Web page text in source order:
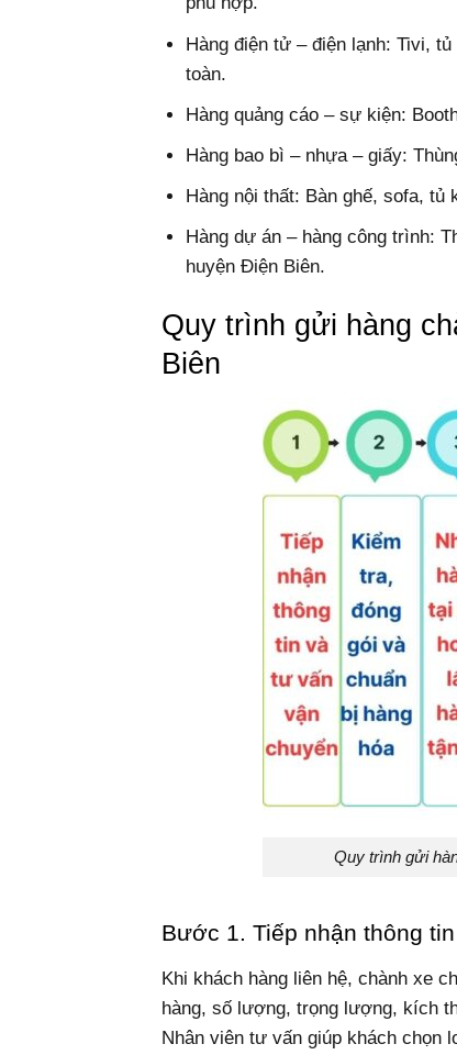
Hàng điện tử – điện lạnh: Tivi,
toàn.
Hàng quảng cáo – sự kiện:
Hàng bao bì – nhựa – giấy:
Hàng nội thất: Bàn ghế, sofa, tủ
Hàng dự án – hàng công trình:
huyện Điện Biên.
Quy trình gửi hàng
Biên
Quy trình gửi
Bước 1. Tiếp nhận thông
Khi khách hàng liên hệ, chành xe
hàng, số lượng, trọng lượng, kích
Nhân viên tư vấn giúp khách chọn